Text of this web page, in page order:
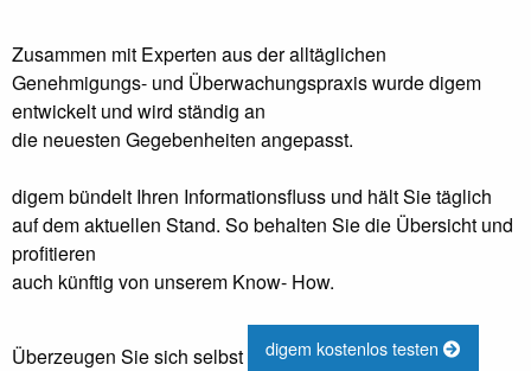
Zusammen mit Experten aus der alltäglichen
Genehmigungs- und Überwachungspraxis wurde digem
entwickelt und wird ständig an
die neuesten Gegebenheiten angepasst.
digem bündelt Ihren Informationsfluss und hält Sie täglich
auf dem aktuellen Stand. So behalten Sie die Übersicht und
profitieren
auch künftig von unserem Know- How.
Überzeugen Sie sich selbst digem kostenlos testen